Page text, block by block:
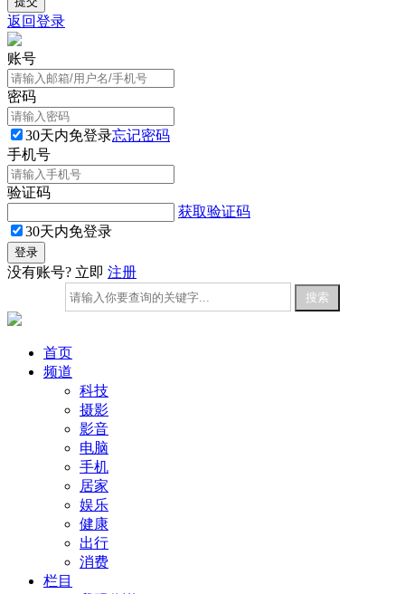
返回登录
账号
密码
30天内免登录忘记密码
手机号
验证码
获取验证码
30天内免登录
没有账号? 立即 注册
首页
频道
科技
摄影
影音
电脑
手机
居家
娱乐
健康
出行
消费
栏目